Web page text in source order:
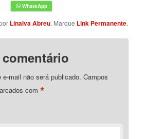
Linalva Abreu. Marque Link Permanente.
mail não será publicado. Campos
com*